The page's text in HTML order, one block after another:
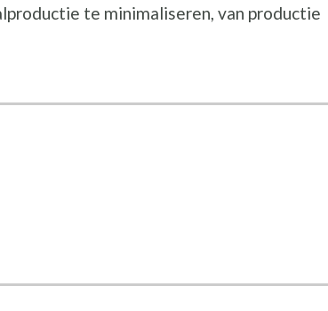
te minimaliseren, van productie
venster
venster
venster